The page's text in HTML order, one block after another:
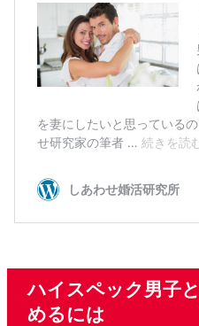
ハイスペック男子
めるには